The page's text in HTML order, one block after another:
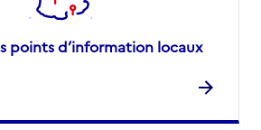
points d’information locaux